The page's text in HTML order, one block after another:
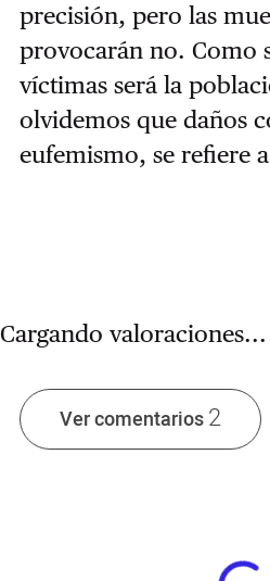
precisión, pero las
provocarán no. Como
víctimas será la
olvidemos que daños
eufemismo, se refiere
Cargando valoraciones...
Ver comentarios2